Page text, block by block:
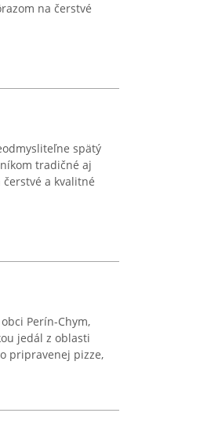
na čerstvé
spätý
tradičné aj
a kvalitné
Perín-Chym,
jedál z oblasti
pripravenej pizze,